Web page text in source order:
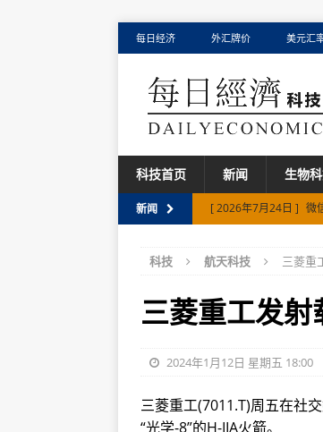
每日经济 外汇牌价 美元汇
科技首页 新闻 生物
新闻 [ 2026年7月24日 ] 微
[ 2026年7月30日 ] 豪
科技 航天科技 三菱重
三菱重工发
2024年1月12日 星期五 18:00
三菱重工(7011.T)周五在社
“光学-8”的H-IIA火箭。